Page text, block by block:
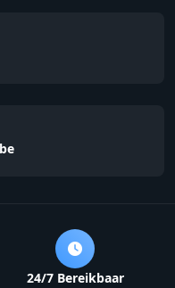
24/7 Bereikbaar